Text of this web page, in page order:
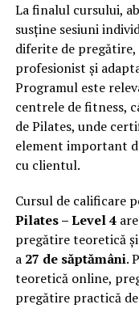
La finalul cursului,
susține sesiuni
diferite de
profesionist și
Programul este
centrele de fitness,
de Pilates, unde
element important
cu clientul.
Cursul de calificare
Pilates – Level 4
pregătire teoretică
a 27 de săptămâni.
teoretică online,
pregătire practică